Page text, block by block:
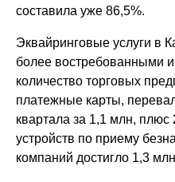
составила уже 86,5%.
Эквайринговые услуги в
более востребованными
количество торговых
платежные карты,
квартала за 1,1 млн, плюс
устройств по приему
компаний достигло 1,3